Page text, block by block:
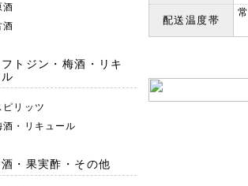
酒
酒
トジン・梅酒・リキ
ピリッツ
酒・リキュール
・果実酢・その他
配送温度帯